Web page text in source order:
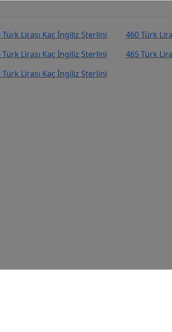
Türk Lirası Kaç İngiliz Sterlini 460 Türk
Türk Lirası Kaç İngiliz Sterlini 465 Türk
Türk Lirası Kaç İngiliz Sterlini